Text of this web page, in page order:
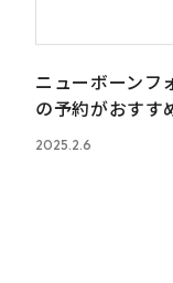
ニューボーンフ
の予約がおすす
2025.2.6